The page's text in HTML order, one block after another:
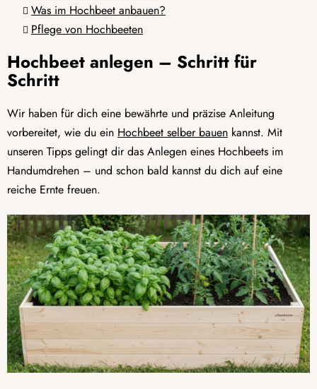
Was im Hochbeet anbauen?
Pflege von Hochbeeten
Hochbeet anlegen – Schritt für
Schritt
Wir haben für dich eine bewährte und präzise Anleitung
vorbereitet, wie du ein Hochbeet selber bauen kannst. Mit
unseren Tipps gelingt dir das Anlegen eines Hochbeets im
Handumdrehen – und schon bald kannst du dich auf eine
reiche Ernte freuen.